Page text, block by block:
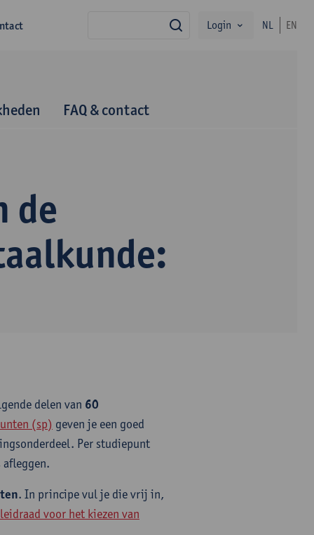
zoekLogin NL EN
FAQ & contact
de
delen van 60
(sp) geven je een goed
Per studiepunt
afleggen.
. In principe vul je die vrij in,
leidraad voor het kiezen van